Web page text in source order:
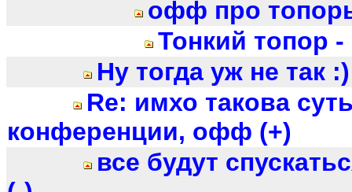
офф про
Тонкий топор -
Ну тогда уж не так :)
Re: имхо такова
конференции, офф (+)
все будут